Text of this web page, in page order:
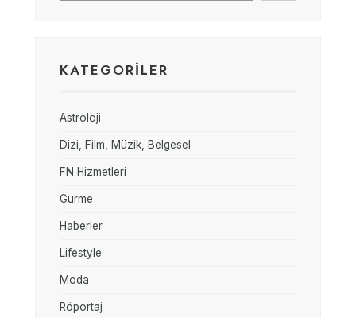
KATEGORILER
Astroloji
Dizi, Film, Müzik, Belgesel
FN Hizmetleri
Gurme
Haberler
Lifestyle
Moda
Röportaj